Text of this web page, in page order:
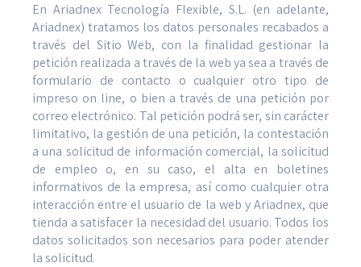
En Ariadnex Tecnología Flexible, S.L. (en adelante,
Ariadnex) tratamos los datos personales recabados a
través del Sitio Web, con la finalidad gestionar la
petición realizada a través de la web ya sea a través de
formulario de contacto o cualquier otro tipo de
impreso on line, o bien a través de una petición por
correo electrónico. Tal petición podrá ser, sin carácter
limitativo, la gestión de una petición, la contestación
a una solicitud de información comercial, la solicitud
de empleo o, en su caso, el alta en boletines
informativos de la empresa, así como cualquier otra
interacción entre el usuario de la web y Ariadnex, que
tienda a satisfacer la necesidad del usuario. Todos los
datos solicitados son necesarios para poder atender
la solicitud.